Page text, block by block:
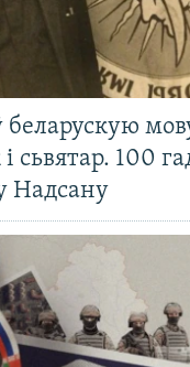
беларускую
сьвятар. 100
Надсану